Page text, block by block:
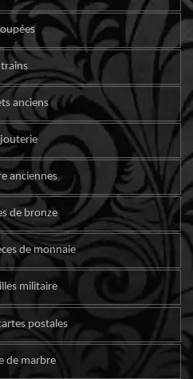
trains
anciens
anciennes
de bronze
de monnaie
militaire
postales
de marbre